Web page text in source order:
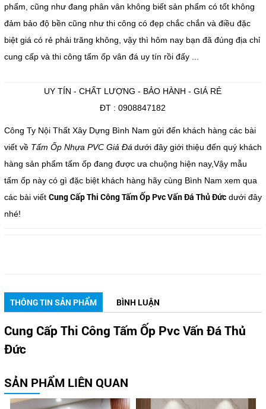
phẩm, cũng như đang phân vân không biết sản phẩm có tốt không
đảm bảo độ bền cũng như thi công có đẹp chắc chắn và điều đặc
biệt giá có rẻ phải trăng không, vậy thì hôm nay bạn đã đúng địa chỉ
cung cấp và thi công tấm ốp vân đá uy tín rồi đấy ...
UY TÍN - CHẤT LƯỢNG - BẢO HÀNH - GIÁ RẺ
ĐT : 0908847182
Công Ty Nội Thất Xây Dựng Bình Nam gửi đến khách hàng các bài
viết về Tấm Ốp Nhựa PVC Giả Đá dưới đây giới thiệu đến quý khách
hàng sản phẩm tấm ốp đang được ưa chuộng hiện nay,Vậy mẫu
tấm ốp này có gì đặc biệt khách hàng hãy cùng Bình Nam xem qua
các bài viết Cung Cấp Thi Công Tấm Ốp Pvc Vấn Đá Thủ Đứcdưới đây
nhé!
THÔNG TIN SẢN PHẨM BÌNH LUẬN
Cung Cấp Thi Công Tấm Ốp Pvc Vấn Đá Thủ
Đức
SẢN PHẨM LIÊN QUAN